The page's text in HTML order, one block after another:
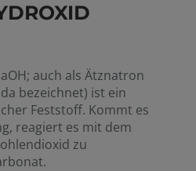
auch als Ätznatron
bezeichnet) ist ein
Feststoff. Kommt es
reagiert es mit dem
zu